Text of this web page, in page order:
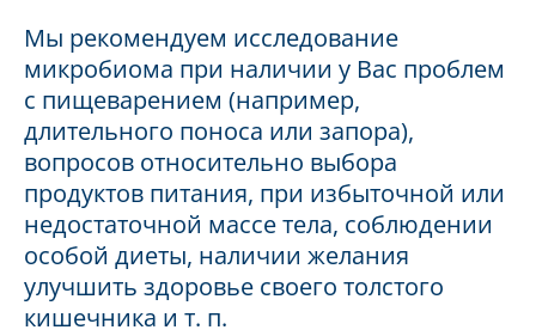
Мы рекомендуем исследование
микробиома при наличии у Вас проблем
с пищеварением (например,
длительного поноса или запора),
вопросов относительно выбора
продуктов питания, при избыточной или
недостаточной массе тела, соблюдении
особой диеты, наличии желания
улучшить здоровье своего толстого
кишечника и т. п.